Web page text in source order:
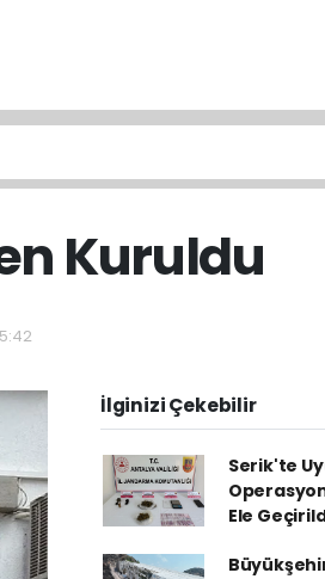
Kuruldu
İlginizi Çekebilir
Serik'te
Ele